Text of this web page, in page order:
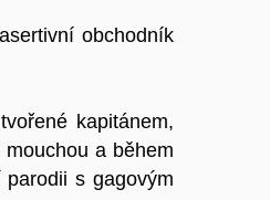
obchodník
kapitánem,
a během
s gagovým